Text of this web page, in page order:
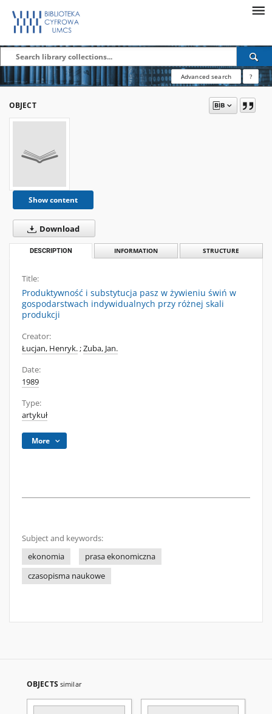
Advanced search ?
OBJECT
Show content
Download
DESCRIPTION INFORMATION STRUCTURE
Title:
Produktywność i substytucja pasz w żywieniu świń w
gospodarstwach indywidualnych przy różnej skali
produkcji
Creator:
Łucjan, Henryk.;Zuba, Jan.
Date:
1989
Type:
artykuł
More
Subject and keywords:
ekonomia
prasa ekonomiczna
czasopisma naukowe
OBJECTS similar